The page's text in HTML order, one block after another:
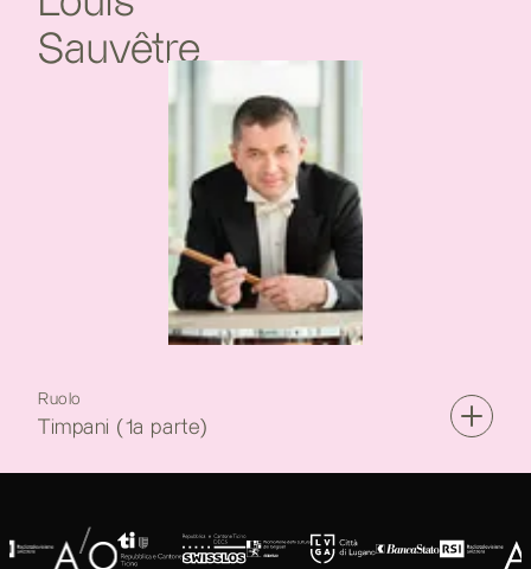
Sauvêtre
Ruolo
Timpani (1a parte)